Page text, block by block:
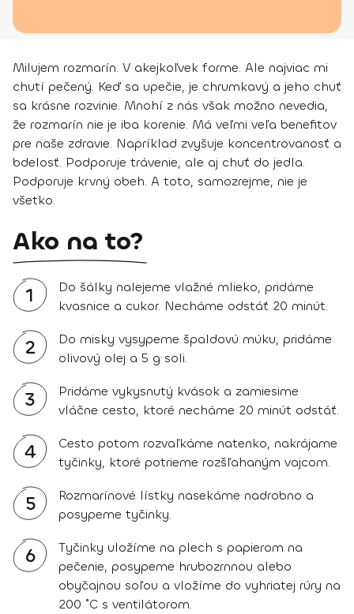
Milujem rozmarín. V akejkoľvek forme. Ale najviac mi
chutí pečený. Keď sa upečie, je chrumkavý a jeho chuť
sa krásne rozvinie. Mnohí z nás však možno nevedia,
že rozmarín nie je iba korenie. Má veľmi veľa benefitov
pre naše zdravie. Napríklad zvyšuje koncentrovanosť a
bdelosť. Podporuje trávenie, ale aj chuť do jedla.
Podporuje krvný obeh. A toto, samozrejme, nie je
všetko.
Ako na to?
1
Do šálky nalejeme vlažné mlieko, pridáme
kvasnice a cukor. Necháme odstáť 20 minút.
2
Do misky vysypeme špaldovú múku, pridáme
olivový olej a 5 g soli.
3
Pridáme vykysnutý kvások a zamiesime
vláčne cesto, ktoré necháme 20 minút odstáť.
4
Cesto potom rozvaľkáme natenko, nakrájame
tyčinky, ktoré potrieme rozšľahaným vajcom.
5
Rozmarínové lístky nasekáme nadrobno a
posypeme tyčinky.
6
Tyčinky uložíme na plech s papierom na
pečenie, posypeme hrubozrnnou alebo
obyčajnou soľou a vložíme do vyhriatej rúry na
200 ˚C s ventilátorom.